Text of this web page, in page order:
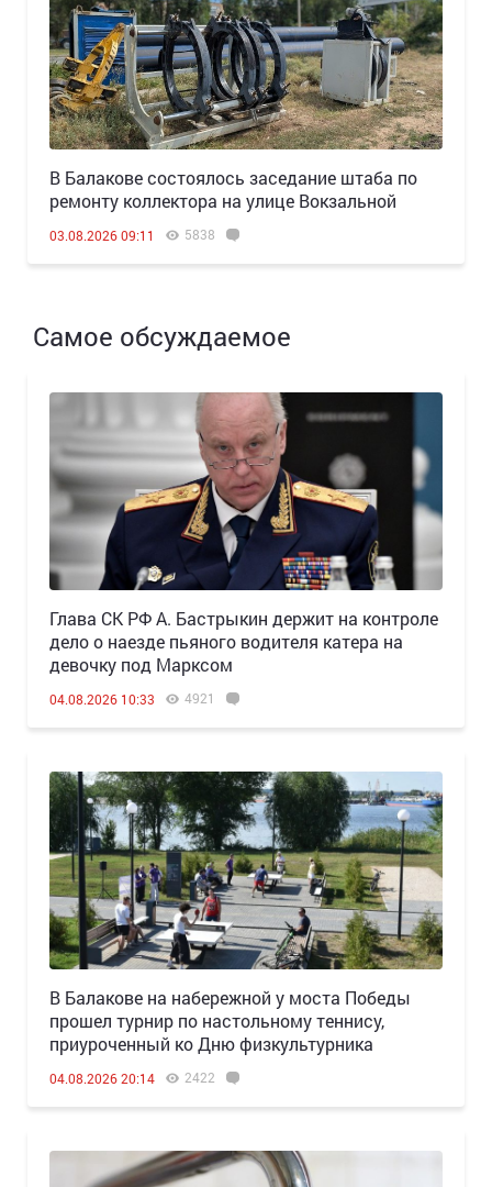
В Балакове состоялось заседание штаба по
ремонту коллектора на улице Вокзальной
03.08.2026 09:11 5838
Самое обсуждаемое
Глава СК РФ А. Бастрыкин держит на контроле
дело о наезде пьяного водителя катера на
девочку под Марксом
04.08.2026 10:33 4921
В Балакове на набережной у моста Победы
прошел турнир по настольному теннису,
приуроченный ко Дню физкультурника
04.08.2026 20:14 2422